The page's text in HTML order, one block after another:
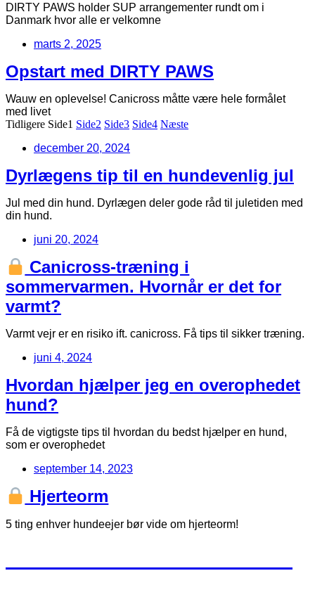
DIRTY PAWS holder SUP arrangementer rundt om i
Danmark hvor alle er velkomne
marts 2, 2025
Opstart med DIRTY PAWS
Wauw en oplevelse! Canicross måtte være hele formålet
med livet
Tidligere Side1 Side2 Side3 Side4 Næste
december 20, 2024
Dyrlægens tip til en hundevenlig jul
Jul med din hund. Dyrlægen deler gode råd til juletiden med
din hund.
juni 20, 2024
Canicross-træning i
sommervarmen. Hvornår er det for
varmt?
Varmt vejr er en risiko ift. canicross. Få tips til sikker træning.
juni 4, 2024
Hvordan hjælper jeg en overophedet
hund?
Få de vigtigste tips til hvordan du bedst hjælper en hund,
som er overophedet
september 14, 2023
Hjerteorm
5 ting enhver hundeejer bør vide om hjerteorm!